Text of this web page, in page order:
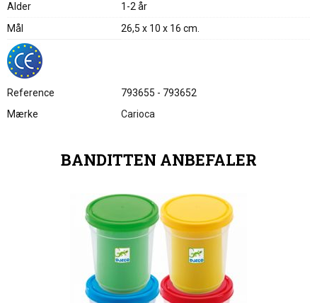
Alder
1-2 år
Mål
26,5 x 10 x 16 cm.
Reference
793655 - 793652
Mærke
Carioca
BANDITTEN ANBEFALER